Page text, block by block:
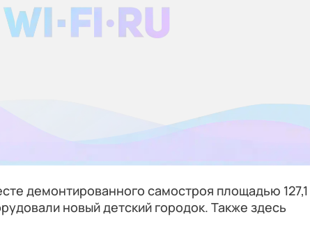
демонтированного самостроя площадью 127,1
новый детский городок. Также здесь